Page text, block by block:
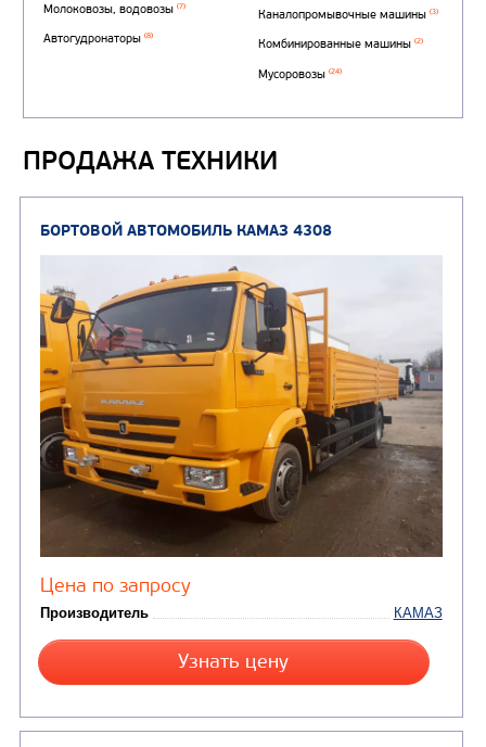
ГРУЗОВЫЕ АВТОМОБИЛИ
Бортовые автомобили(9)
Самосвалы
Седельные тягачи(8)
Автофургоны (2)
Шасси(12)
АВТОБУСЫ
Вахтовые автобусы
АВТОЦИСТЕРНЫ
Автотопливозаправщики
CHAMELEON (г. Егорьевск)
(7)
Автогудронаторы
Нефтепромысловые
ПОДЪЕМНО-
Автокраны
Крано-
установки (КМУ)
КОММУНАЛЬНАЯ
ТЕХНИКА
Комбинированные
Вакуумные машины
Илососные машины
Каналопромывочные
Комбинированные
ПРОДАЖА ТЕХНИКИ